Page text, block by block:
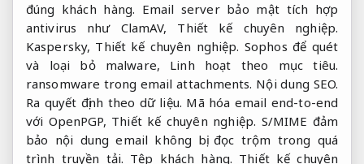
đúng khách hàng. Email server bảo mật tích hợp
antivirus như ClamAV, Thiết kế chuyên nghiệp.
Kaspersky, Thiết kế chuyên nghiệp. Sophos để quét
và loại bỏ malware, Linh hoạt theo mục tiêu.
ransomware trong email attachments. Nội dung SEO.
Ra quyết định theo dữ liệu. Mã hóa email end-to-end
với OpenPGP, Thiết kế chuyên nghiệp. S/MIME đảm
bảo nội dung email không bị đọc trộm trong quá
trình truyền tải. Tệp khách hàng. Thiết kế chuyên